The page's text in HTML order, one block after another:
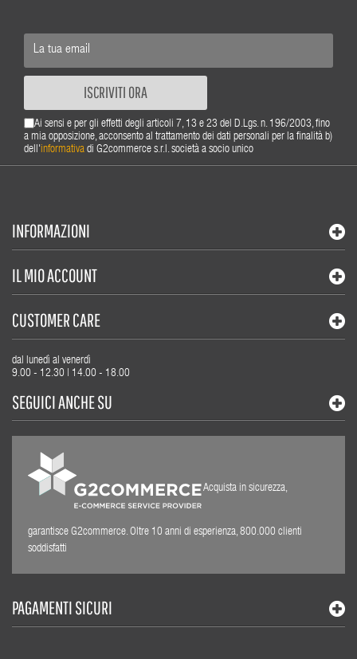
ISCRIVITI ORA
Ai sensi e per gli effetti degli articoli 7, 13 e 23 del D.Lgs. n. 196/2003, fino
a mia opposizione, acconsento al trattamento dei dati personali per la finalità b)
dell'informativa di G2commerce s.r.l. società a socio unico
INFORMAZIONI
IL MIO ACCOUNT
CUSTOMER CARE
dal lunedì al venerdì
9.00 - 12.30 | 14.00 - 18.00
SEGUICI ANCHE SU
Acquista in sicurezza,
garantisce G2commerce. Oltre 10 anni di esperienza, 800.000 clienti
soddisfatti
PAGAMENTI SICURI